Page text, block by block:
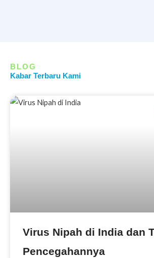
BLOG
Kabar Terbaru Kami
Virus Nipah di India dan
Pencegahannya